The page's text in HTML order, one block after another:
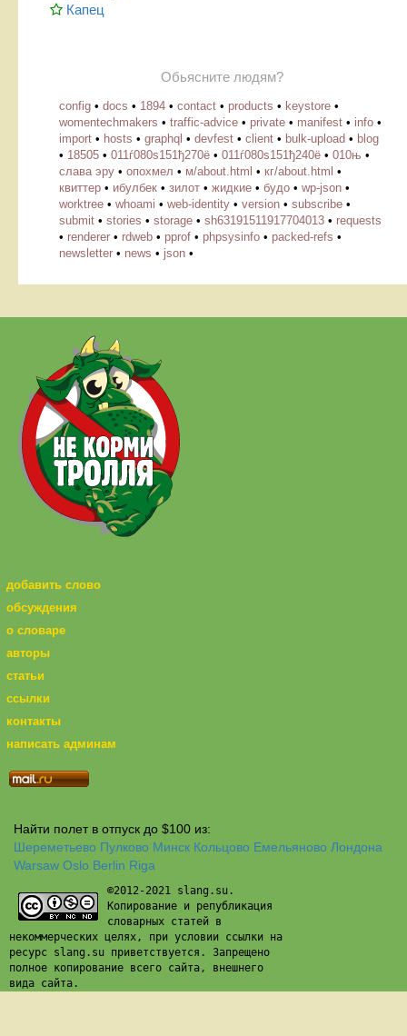
Капец
Обьясните людям?
config • docs • 1894 • contact • products • keystore •
womentechmakers • traffic-advice • private • manifest • info •
import • hosts • graphql • devfest • client • bulk-upload • blog
• 18505 • 011ѓ080ѕ151ђ270ё • 011ѓ080ѕ151ђ240ё • 010њ •
слава эру • опохмел • м/about.html • кг/about.html •
квиттер • ибулбек • зилот • жидкие • будо • wp-json •
worktree • whoami • web-identity • version • subscribe •
submit • stories • storage • sh63191511917704013 • requests
• renderer • rdweb • pprof • phpsysinfo • packed-refs •
newsletter • news • json •
добавить слово
обсуждения
о словаре
авторы
статьи
ссылки
контакты
написать админам
Найти полет в отпуск до $100 из:
Шереметьево Пулково Минск Кольцово Емельяново Лондона
Warsaw Oslo Berlin Riga
©2012-2021 slang.su.
Копирование и републикация
словарных статей в
некоммерческих целях, при условии ссылки на
ресурс slang.su приветствуется. Запрещено
полное копирование всего сайта, внешнего
вида сайта.